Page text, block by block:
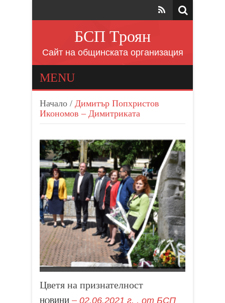
БСП Троян
Сайт на общинската организация
MENU
Начало / Димитър Попхристов
Икономов – Димитриката
Цветя на признателност
НОВИНИ 02.06.2021 г. , от БСП